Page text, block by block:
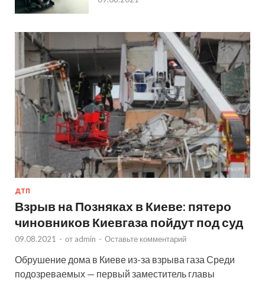
ДТП
Взрыв на Позняках в Киеве: пятеро
чиновников Киевгаза пойдут под суд
09.08.2021 - от admin - Оставьте комментарий
Обрушение дома в Киеве из-за взрыва газа Среди
подозреваемых — первый заместитель главы